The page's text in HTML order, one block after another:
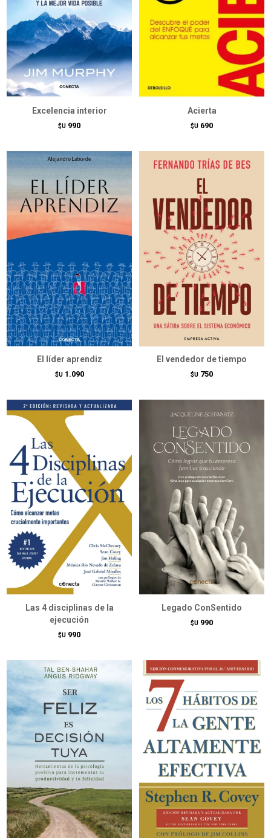
Excelencia interior
$U 990
Acierta
$U 690
El líder aprendiz
$U 1.090
El vendedor de tiempo
$U 750
Las 4 disciplinas de la
ejecución
$U 990
Legado ConSentido
$U 990